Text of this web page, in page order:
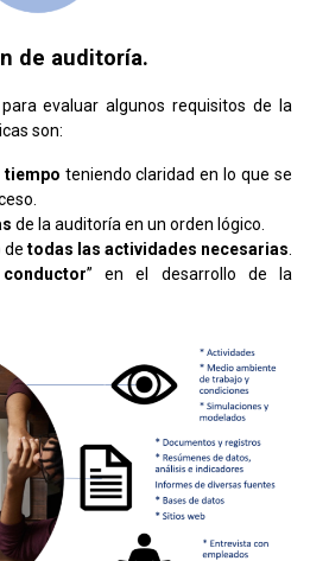
de auditoría.
evaluar algunos requisitos de la
son:
teniendo claridad en lo que se
de la auditoría en un orden lógico.
de todas las actividades necesarias
” en el desarrollo de la